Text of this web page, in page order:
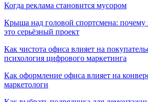
Когда реклама становится мусором
Крыша над головой спортсмена:
это серьёзный проект
Как чистота офиса влияет на
психология цифрового маркетинга
Как оформление офиса влияет на
маркетологи